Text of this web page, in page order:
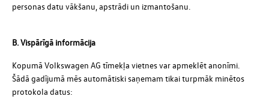
personas datu vākšanu, apstrādi un izmantošanu.
B. Vispārīgā informācija
Kopumā Volkswagen AG tīmekļa vietnes var apmeklēt anonīmi.
Šādā gadījumā mēs automātiski saņemam tikai turpmāk minētos
protokola datus: